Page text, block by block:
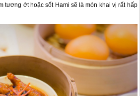
tương ớt hoặc sốt Hami sẽ là món khai vị rất hấp